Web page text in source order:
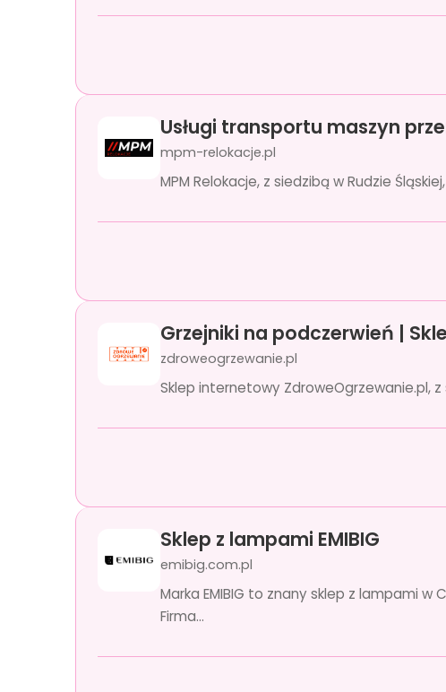
Usługi transportu maszyn
mpm-relokacje.pl
MPM Relokacje, z siedzibą w Rudzie
Grzejniki na podczerwień |
zdroweogrzewanie.pl
Sklep internetowy ZdroweOgrzewanie.pl,
Sklep z lampami EMIBIG
emibig.com.pl
Marka EMIBIG to znany sklep z lampami
Firma...